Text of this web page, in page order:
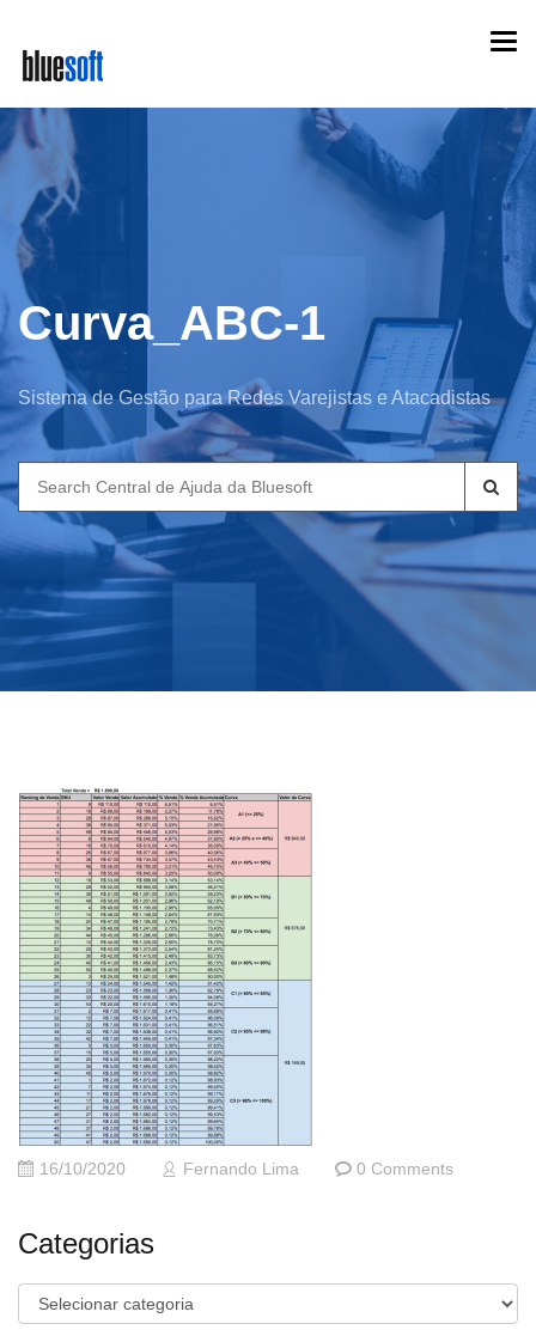
main
content
Curva_ABC-1
Sistema de Gestão para Redes Varejistas e Atacadistas
Search
for:
16/10/2020 Fernando Lima 0 Comments
Categorias
Categorias